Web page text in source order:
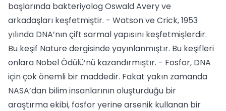
başlarında bakteriyolog Oswald Avery ve
arkadaşları keşfetmiştir. - Watson ve Crick, 1953
yılında DNA’nın çift sarmal yapısını keşfetmişlerdir.
Bu keşif Nature dergisinde yayınlanmıştır. Bu keşifleri
onlara Nobel Ödülü’nü kazandırmıştır. - Fosfor, DNA
için çok önemli bir maddedir. Fakat yakın zamanda
NASA’dan bilim insanlarının oluşturduğu bir
araştırma ekibi, fosfor yerine arsenik kullanan bir